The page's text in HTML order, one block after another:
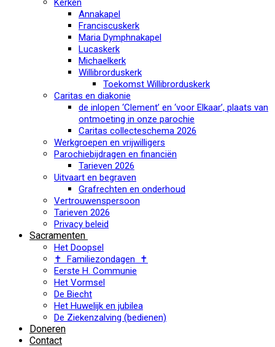
Kerken
Annakapel
Franciscuskerk
Maria Dymphnakapel
Lucaskerk
Michaelkerk
Willibrorduskerk
Toekomst Willibrorduskerk
Caritas en diakonie
de inlopen ‘Clement’ en ‘voor Elkaar’, plaats van
ontmoeting in onze parochie
Caritas collecteschema 2026
Werkgroepen en vrijwilligers
Parochiebijdragen en financiën
Tarieven 2026
Uitvaart en begraven
Grafrechten en onderhoud
Vertrouwenspersoon
Tarieven 2026
Privacy beleid
Sacramenten
Het Doopsel
✝ Familiezondagen ✝
Eerste H. Communie
Het Vormsel
De Biecht
Het Huwelijk en jubilea
De Ziekenzalving (bedienen)
Doneren
Contact